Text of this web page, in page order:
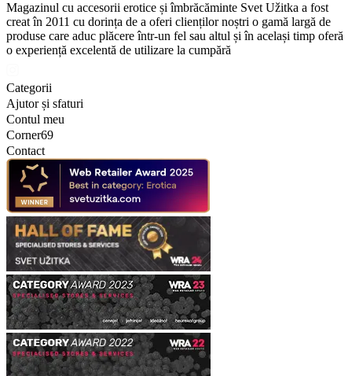
Magazinul cu accesorii erotice și îmbrăcăminte Svet Užitka a fost
creat în 2011 cu dorința de a oferi clienților noștri o gamă largă de
produse care aduc plăcere într-un fel sau altul și în același timp oferă
o experiență excelentă de utilizare la cumpără
Categorii
Ajutor și sfaturi
Contul meu
Corner69
Contact